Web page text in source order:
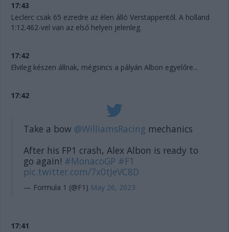
17:43
Leclerc csak 65 ezredre az élen álló Verstappentől. A holland
1:12.462-vel van az első helyen jelenleg.
17:42
Elvileg készen állnak, mégsincs a pályán Albon egyelőre...
17:42
Take a bow @WilliamsRacing mechanics
After his FP1 crash, Alex Albon is ready to
go again! #MonacoGP #F1
pic.twitter.com/7x0tJeVC8D
— Formula 1 (@F1) May 26, 2023
17:41